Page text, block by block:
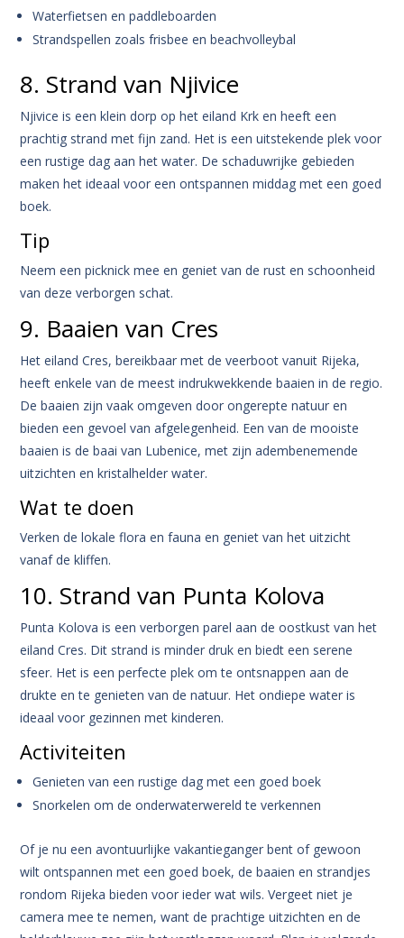
Waterfietsen en paddleboarden
Strandspellen zoals frisbee en beachvolleybal
8. Strand van Njivice
Njivice is een klein dorp op het eiland Krk en heeft een
prachtig strand met fijn zand. Het is een uitstekende plek voor
een rustige dag aan het water. De schaduwrijke gebieden
maken het ideaal voor een ontspannen middag met een goed
boek.
Tip
Neem een picknick mee en geniet van de rust en schoonheid
van deze verborgen schat.
9. Baaien van Cres
Het eiland Cres, bereikbaar met de veerboot vanuit Rijeka,
heeft enkele van de meest indrukwekkende baaien in de regio.
De baaien zijn vaak omgeven door ongerepte natuur en
bieden een gevoel van afgelegenheid. Een van de mooiste
baaien is de baai van Lubenice, met zijn adembenemende
uitzichten en kristalhelder water.
Wat te doen
Verken de lokale flora en fauna en geniet van het uitzicht
vanaf de kliffen.
10. Strand van Punta Kolova
Punta Kolova is een verborgen parel aan de oostkust van het
eiland Cres. Dit strand is minder druk en biedt een serene
sfeer. Het is een perfecte plek om te ontsnappen aan de
drukte en te genieten van de natuur. Het ondiepe water is
ideaal voor gezinnen met kinderen.
Activiteiten
Genieten van een rustige dag met een goed boek
Snorkelen om de onderwaterwereld te verkennen
Of je nu een avontuurlijke vakantieganger bent of gewoon
wilt ontspannen met een goed boek, de baaien en strandjes
rondom Rijeka bieden voor ieder wat wils. Vergeet niet je
camera mee te nemen, want de prachtige uitzichten en de